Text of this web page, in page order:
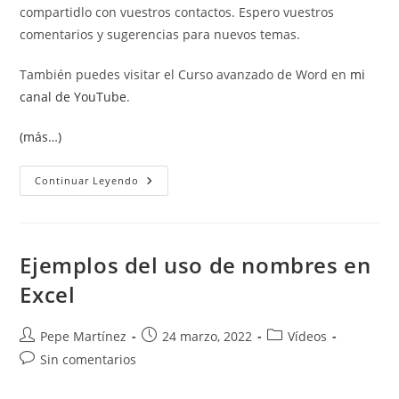
compartidlo con vuestros contactos. Espero vuestros
comentarios y sugerencias para nuevos temas.
También puedes visitar el Curso avanzado de Word en mi
canal de YouTube.
(más…)
Continuar Leyendo Fórmulas
Matriciales
Ejemplos del uso de nombres en
Excel
Autor
de
Pepe Martínez
Publicación
24 marzo, 2022
Categoría
Vídeos
Comentarios
Sin comentarios